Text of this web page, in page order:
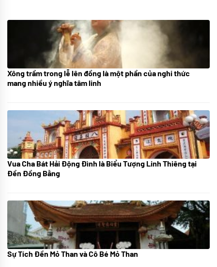
21/07/2024
Xông trầm trong lễ lên đồng là một phần của nghi thức
mang nhiều ý nghĩa tâm linh
08/07/2024
Vua Cha Bát Hải Động Đình là Biểu Tượng Linh Thiêng tại
Đền Đồng Bằng
08/07/2024
Sự Tích Đền Mỏ Than và Cô Bé Mỏ Than